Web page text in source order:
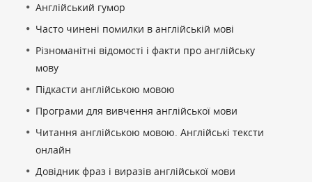
Англійський гумор
Часто чинені помилки в англійській мові
Різноманітні відомості і факти про англійську
мову
Підкасти англійською мовою
Програми для вивчення англійської мови
Читання англійською мовою. Англійські тексти
онлайн
Довідник фраз і виразів англійської мови